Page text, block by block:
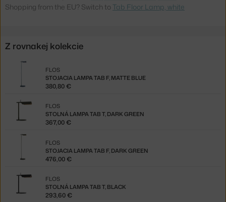
Shopping from the EU? Switch to Tab Floor Lamp, white
Z rovnakej kolekcie
STOJACIA LAMPA TAB F, MATTE BLUE
FLOS
380,80 €
STOLNÁ LAMPA TAB T, DARK GREEN
FLOS
367,00 €
STOJACIA LAMPA TAB F, DARK GREEN
FLOS
476,00 €
STOLNÁ LAMPA TAB T, BLACK
FLOS
293,60 €